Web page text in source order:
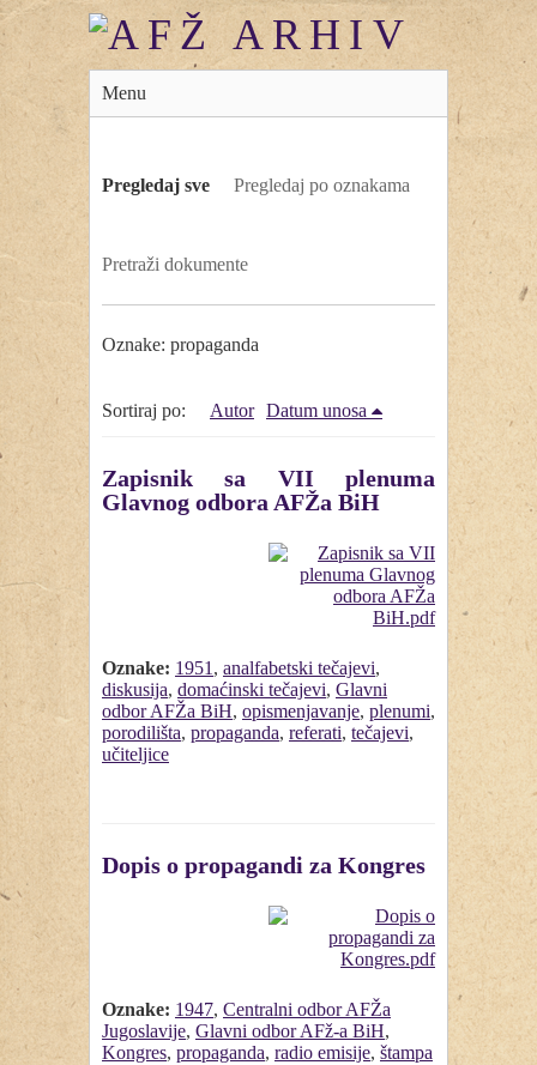
Menu
Pregledaj sve Pregledaj po oznakama
Pretraži dokumente
Oznake: propaganda
Sortiraj po: Autor Datum unosa
Zapisnik sa VII plenuma
Glavnog odbora AFŽa BiH
Oznake: 1951 , analfabetski tečajevi,
diskusija, domaćinski tečajevi, Glavni
odbor AFŽa BiH, opismenjavanje, plenumi,
porodilišta, propaganda, referati, tečajevi,
učiteljice
Dopis o propagandi za Kongres
Oznake: 1947, Centralni odbor AFŽa
Jugoslavije, Glavni odbor AFž-a BiH,
Kongres, propaganda, radio emisije, štampa